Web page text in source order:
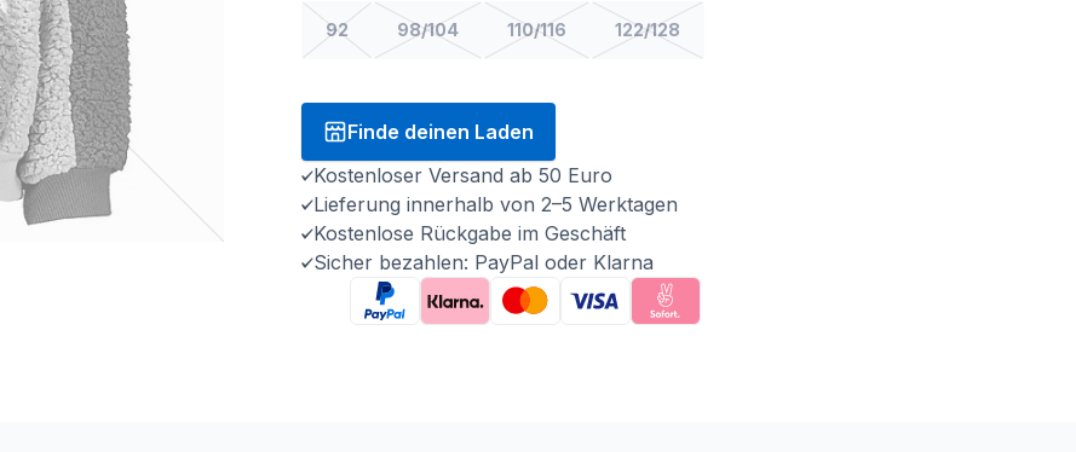
92 98/104 110/116 122/128
Finde deinen Laden
Kostenloser Versand ab 50 Euro
Lieferung innerhalb von 2–5 Werktagen
Kostenlose Rückgabe im Geschäft
Sicher bezahlen: PayPal oder Klarna